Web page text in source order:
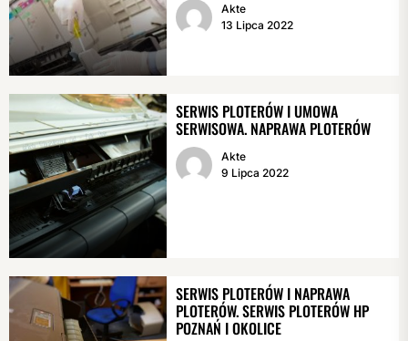
Akte
13 Lipca 2022
SERWIS PLOTERÓW I UMOWA
SERWISOWA. NAPRAWA PLOTERÓW
Akte
9 Lipca 2022
SERWIS PLOTERÓW I NAPRAWA
PLOTERÓW. SERWIS PLOTERÓW HP
POZNAŃ I OKOLICE